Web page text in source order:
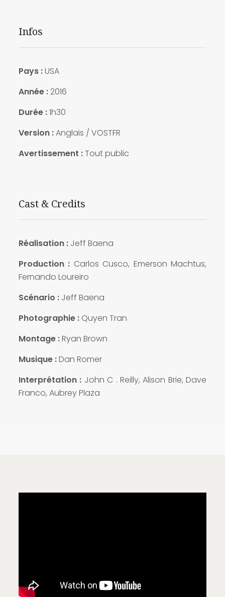
Infos
Pays :USA
Année :2016
Durée :1h30
Version :Anglais / VOSTFR
Avertissement :Tout public
Cast & Credits
Réalisation : Jeff Baena
Production : Carlos Cusco, Emerson Machtus,
Fernando Loureiro
Scénario : Jeff Baena
Photographie : Quyen Tran
Montage :Ryan Brown
Musique :Dan Romer
Interprétation : John C . Reilly, Alison Brie, Dave
Franco, Aubrey Plaza